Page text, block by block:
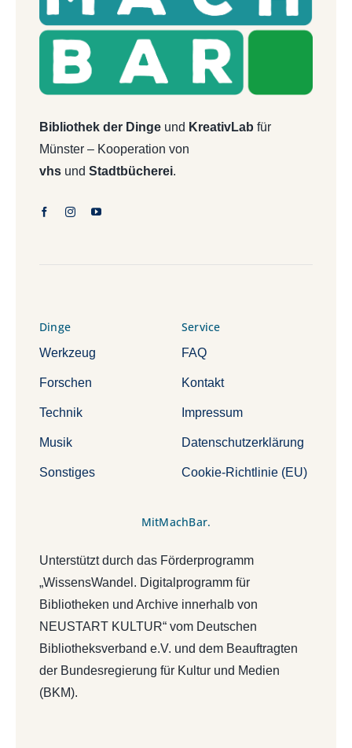
Bibliothek der Dingeund KreativLab für
Münster – Kooperation von
vhsund Stadtbücherei.
Dinge
Werkzeug
Forschen
Technik
Musik
Sonstiges
Service
FAQ
Kontakt
Impressum
Datenschutzerklärung
Cookie-Richtlinie (EU)
MitMachBar.
Unterstützt durch das Förderprogramm
„WissensWandel. Digitalprogramm für
Bibliotheken und Archive innerhalb von
NEUSTART KULTUR“ vom Deutschen
Bibliotheksverband e.V. und dem Beauftragten
der Bundesregierung für Kultur und Medien
(BKM).